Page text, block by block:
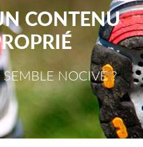
CONTENU
NOCIVE ?